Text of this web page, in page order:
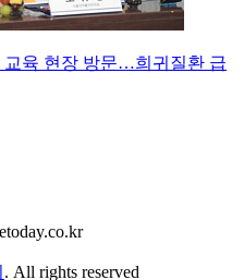
교육 현장 방문…희귀질환 급
. All rights reserved